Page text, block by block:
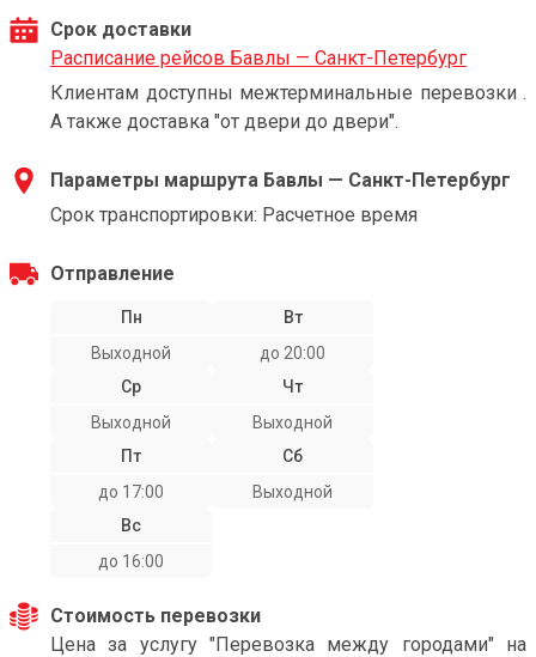
Срок доставки
Расписание рейсов Бавлы — Санкт-Петербург
Клиентам доступны межтерминальные перевозки .
А также доставка "от двери до двери".
Параметры маршрута Бавлы — Санкт-Петербург
Срок транспортировки: Расчетное время
Отправление
Пн
Выходной
Вт
до 20:00
Ср
Выходной
Чт
Выходной
Пт
до 17:00
Сб
Выходной
Вс
до 16:00
Стоимость перевозки
Цена за услугу "Перевозка между городами" на